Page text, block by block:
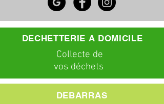
DECHETTERIE A DOMICILE
Collecte de
vos déchets
DEBARRAS